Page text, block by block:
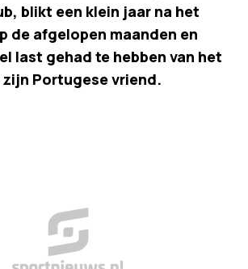
blikt een klein jaar na het
de afgelopen maanden en
last gehad te hebben van het
Portugese vriend.